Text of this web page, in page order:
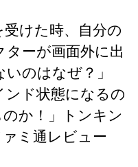
受けた時、自分の
ターが画面外に出
のはなぜ？」
ンド状態になるの
か！」トンキン
ミ通レビュー